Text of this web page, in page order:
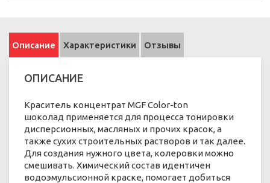
Описание Характеристики Отзывы
ОПИСАНИЕ
Краситель концентрат MGF Color-ton
шоколад применяется для процесса тонировки
дисперсионных, масляных и прочих красок, а
также сухих строительных растворов и так далее.
Для создания нужного цвета, колеровки можно
смешивать. Химический состав идентичен
водоэмульсионной краске, помогает добиться